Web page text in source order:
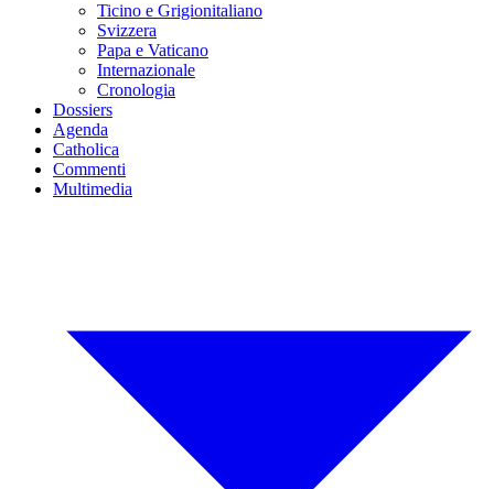
Ticino e Grigionitaliano
Svizzera
Papa e Vaticano
Internazionale
Cronologia
Dossiers
Agenda
Catholica
Commenti
Multimedia